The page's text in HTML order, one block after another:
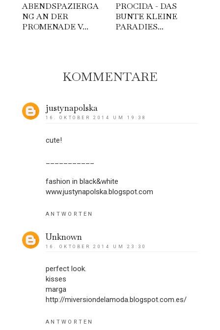
ABENDSPAZIERGA
NG AN DER
PROMENADE V...
PROCIDA - DAS
BUNTE KLEINE
PARADIES...
KOMMENTARE
justynapolska
16. OKTOBER 2014 UM 19:38
cute!
fashion in black&white
www.justynapolska.blogspot.com
ANTWORTEN
Unknown
16. OKTOBER 2014 UM 23:30
perfect look.
kisses
marga
http://miversiondelamoda.blogspot.com.es/
ANTWORTEN